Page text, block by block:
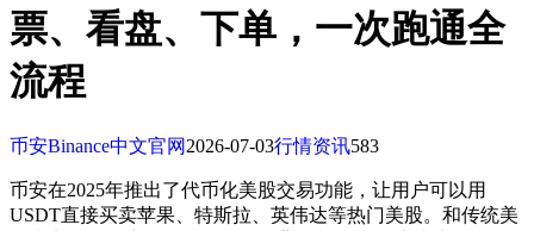
票、看盘、下单，一次跑通全
流程
币安Binance中文官网 2026-07-03行情资讯583
币安在2025年推出了代币化美股交易功能，让用户可以用
USDT直接买卖苹果、特斯拉、英伟达等热门美股。和传统美